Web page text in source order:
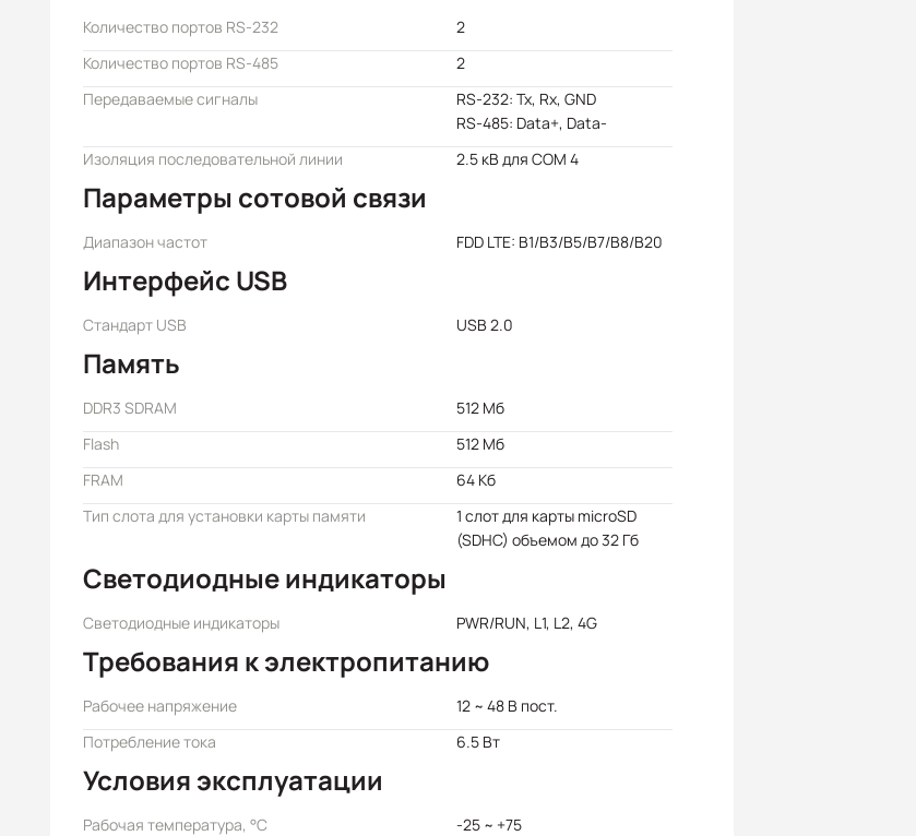
Количество портов RS-232
2
Количество портов RS-485
2
Передаваемые сигналы
RS-232: Tx, Rx, GND
RS-485: Data+, Data-
Изоляция последовательной линии
2.5 кВ для COM 4
Параметры сотовой связи
Диапазон частот FDD LTE: B1/B3/B5/B7/B8/B20
Интерфейс USB
Стандарт USB USB 2.0
Память
DDR3 SDRAM
512 Мб
Flash
512 Мб
FRAM
64 Кб
Тип слота для установки карты памяти
1 слот для карты microSD
(SDHC) объемом до 32 Гб
Светодиодные индикаторы
Светодиодные индикаторы PWR/RUN, L1, L2, 4G
Требования к электропитанию
Рабочее напряжение
12 ~ 48 В пост.
Потребление тока
6.5 Вт
Условия эксплуатации
Рабочая температура, °C
-25 ~ +75